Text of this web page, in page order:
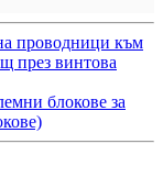
проводници към
през винтова
блокове за